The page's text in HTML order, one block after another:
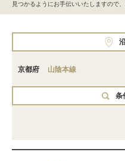
見つかるようにお手伝いいたしますので
京都府 山陰本線
条